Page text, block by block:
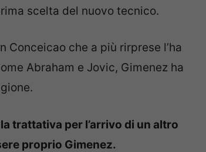
scelta del nuovo tecnico.
che a più rirprese l’ha
Abraham e Jovic, Gimenez ha
trattativa per l’arrivo di un altro
proprio Gimenez.